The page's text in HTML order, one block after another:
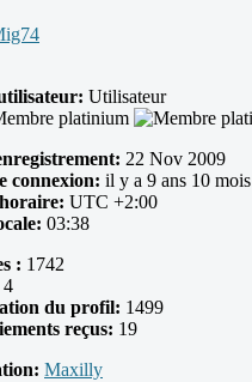
Utilisateur
platinium
22 Nov 2009
connexion: il y a 9 ans 10 mois
UTC +2:00
03:38
: 1742
4
du profil: 1499
reçus: 19
Maxilly